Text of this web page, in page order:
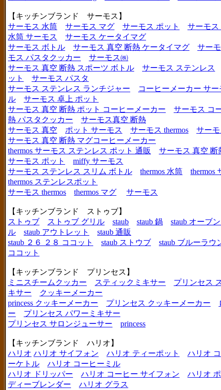
【キッチンブランド サーモス】
サーモス 水筒
サーモス マグ サーモス ポット
サーモス
水筒 サーモス
サーモス ケータイマグ
サーモス ボトル
サーモス 真空 断熱 ケータイマグ
サー
モス パスタクッカー
サーモス㈱
サーモス 真空 断熱 スポーツ ボトル
サーモス ステンレス
ット
サーモス パスタ
サーモス ステンレス ランチジャー
コーヒーメーカー サー
ル
サーモス 卓上 ポット
サーモス 真空 断熱 ポット コーヒーメーカー
サーモス コ
熱 パスタクッカー
サーモス真空 断熱
サーモス 真空
ポット サーモス サーモス thermos
サー
サーモス 真空 断熱 マグコーヒーメーカー
thermos サーモス ステンレス ポット 通販
サーモス 真空 断
サーモス ポット
miffy サーモス
サーモス ステンレス スリム ボトル
thermos 水筒
thermos
thermos ステンレスポット
サーモス thermos
thermos マグ サーモス
【キッチンブランド ストゥブ】
ストゥブ
ストゥブ グリル staub staub 鍋
staub オーブ
ル
staub アウトレット
staub 通販
staub ２６ ２８ ココット
staub ストウブ
staub ブルーラウ
ココット
【キッチンブランド プリンセス】
ミニスチームクッカー
スティックミキサー
プリンセス
キサー
クッキーメーカー
princess クッキーメーカー
プリンセス クッキーメーカー
ー
プリンセス パワーミキサー
プリンセス サロンジューサー
princess
【キッチンブランド ハリオ】
ハリオ ハリオ サイフォン ハリオ ティーポット
ハリオ
ーケトル
ハリオ コーヒーミル
ハリオ ドリッパー
ハリオ コーヒー サイフォン
ハリオ
ディーブレンダー
ハリオ グラス